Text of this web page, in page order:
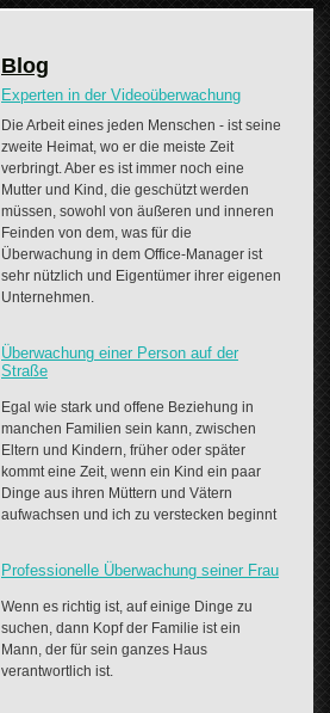
Blog
Experten in der Videoüberwachung
Die Arbeit eines jeden Menschen - ist seine
zweite Heimat, wo er die meiste Zeit
verbringt. Aber es ist immer noch eine
Mutter und Kind, die geschützt werden
müssen, sowohl von äußeren und inneren
Feinden von dem, was für die
Überwachung in dem Office-Manager ist
sehr nützlich und Eigentümer ihrer eigenen
Unternehmen.
Überwachung einer Person auf der
Straße
Egal wie stark und offene Beziehung in
manchen Familien sein kann, zwischen
Eltern und Kindern, früher oder später
kommt eine Zeit, wenn ein Kind ein paar
Dinge aus ihren Müttern und Vätern
aufwachsen und ich zu verstecken beginnt
Professionelle Überwachung seiner Frau
Wenn es richtig ist, auf einige Dinge zu
suchen, dann Kopf der Familie ist ein
Mann, der für sein ganzes Haus
verantwortlich ist.